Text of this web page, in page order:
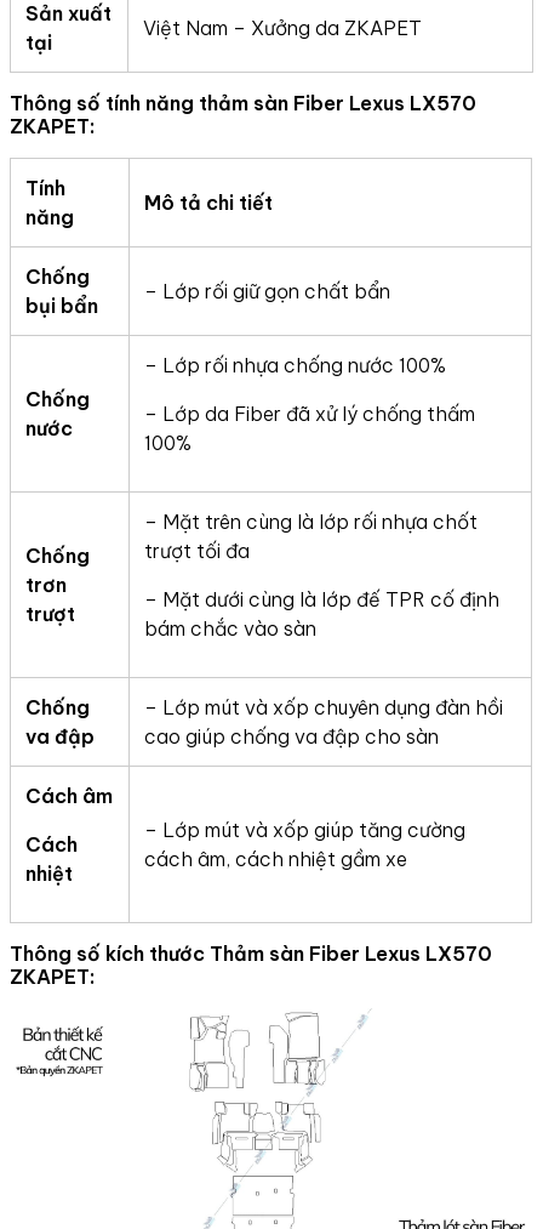
Sản xuất
tại
Việt Nam – Xưởng da ZKAPET
Thông số tính năng thảm sàn Fiber Lexus LX570
ZKAPET:
Tính
năng
Mô tả chi tiết
Chống
bụi bẩn
– Lớp rối giữ gọn chất bẩn
Chống
nước
– Lớp rối nhựa chống nước 100%
– Lớp da Fiber đã xử lý chống thấm
100%
Chống
trơn
trượt
– Mặt trên cùng là lớp rối nhựa chốt
trượt tối đa
– Mặt dưới cùng là lớp đế TPR cố định
bám chắc vào sàn
Chống
va đập
– Lớp mút và xốp chuyên dụng đàn hồi
cao giúp chống va đập cho sàn
Cách âm
Cách
nhiệt
– Lớp mút và xốp giúp tăng cường
cách âm, cách nhiệt gầm xe
Thông số kích thước Thảm sàn Fiber Lexus LX570
ZKAPET: